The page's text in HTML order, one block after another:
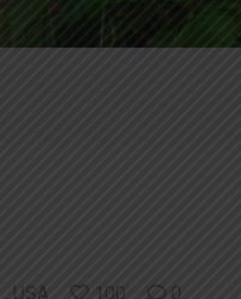
USA 100 0